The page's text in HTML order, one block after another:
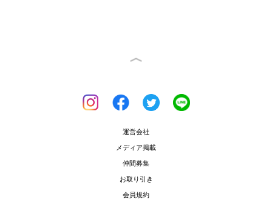
運営会社
メディア掲載
仲間募集
お取り引き
会員規約